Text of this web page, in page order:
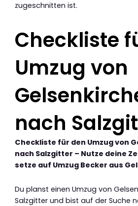
zugeschnitten ist.
Checkliste
Umzug von
nach
Checkliste für den Umzug von
nach Salzgitter – Nutze deine
setze auf Umzug Becker aus
Du planst einen Umzug von
Salzgitter und bist auf der Suche